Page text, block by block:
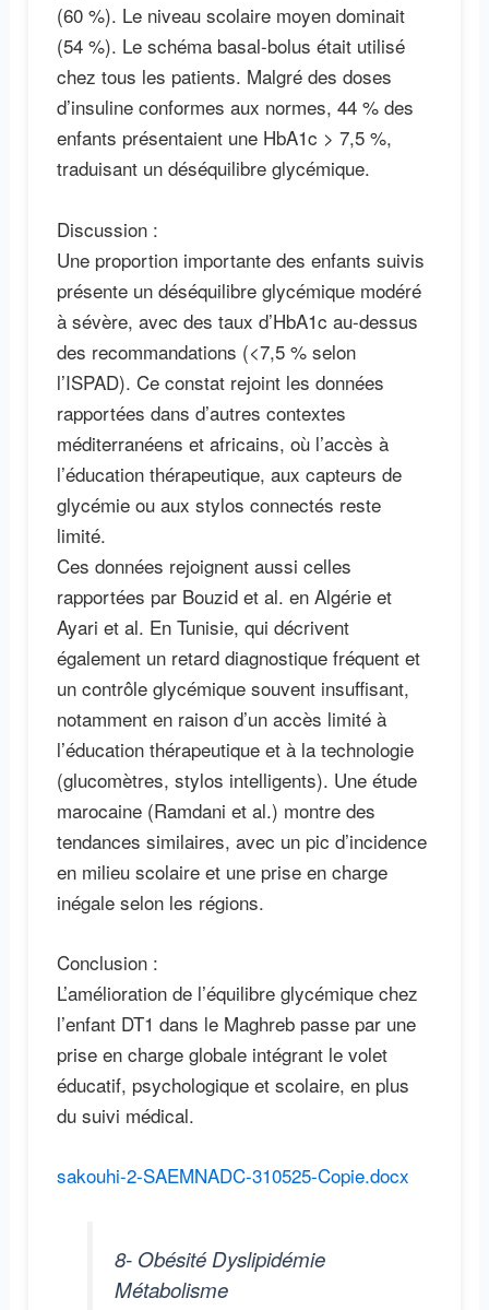
(60 %). Le niveau scolaire moyen dominait
(54 %). Le schéma basal-bolus était utilisé
chez tous les patients. Malgré des doses
d’insuline conformes aux normes, 44 % des
enfants présentaient une HbA1c > 7,5 %,
traduisant un déséquilibre glycémique.
Discussion :
Une proportion importante des enfants suivis
présente un déséquilibre glycémique modéré
à sévère, avec des taux d’HbA1c au-dessus
des recommandations (<7,5 % selon
l’ISPAD). Ce constat rejoint les données
rapportées dans d’autres contextes
méditerranéens et africains, où l’accès à
l’éducation thérapeutique, aux capteurs de
glycémie ou aux stylos connectés reste
limité.
Ces données rejoignent aussi celles
rapportées par Bouzid et al. en Algérie et
Ayari et al. En Tunisie, qui décrivent
également un retard diagnostique fréquent et
un contrôle glycémique souvent insuffisant,
notamment en raison d’un accès limité à
l’éducation thérapeutique et à la technologie
(glucomètres, stylos intelligents). Une étude
marocaine (Ramdani et al.) montre des
tendances similaires, avec un pic d’incidence
en milieu scolaire et une prise en charge
inégale selon les régions.
Conclusion :
L’amélioration de l’équilibre glycémique chez
l’enfant DT1 dans le Maghreb passe par une
prise en charge globale intégrant le volet
éducatif, psychologique et scolaire, en plus
du suivi médical.
sakouhi-2-SAEMNADC-310525-Copie.docx
8- Obésité Dyslipidémie
Métabolisme